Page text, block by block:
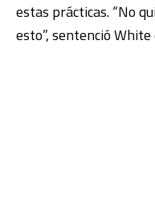
estas prácticas.“No
esto”, sentenció